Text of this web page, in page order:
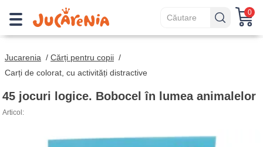
0
Jucarenia / Cărți pentru copii /
Carți de colorat, cu activități distractive
45 jocuri logice. Bobocel în lumea animalelor
Articol: